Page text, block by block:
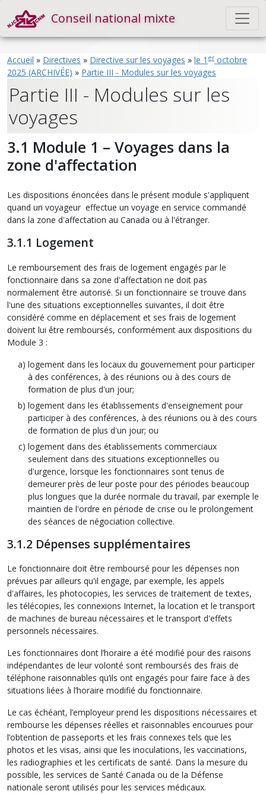
Conseil national mixte
Accueil » Directives » Directive sur les voyages » le 1 eroctobre
2025 (ARCHIVÉE) » Partie III - Modules sur les voyages
Partie III - Modules sur les
voyages
3.1 Module 1 – Voyages dans la
zone d'affectation
Les dispositions énoncées dans le présent module s'appliquent
quand un voyageur effectue un voyage en service commandé
dans la zone d'affectation au Canada ou à l'étranger.
3.1.1 Logement
Le remboursement des frais de logement engagés par le
fonctionnaire dans sa zone d'affectation ne doit pas
normalement être autorisé. Si un fonctionnaire se trouve dans
l'une des situations exceptionnelles suivantes, il doit être
considéré comme en déplacement et ses frais de logement
doivent lui être remboursés, conformément aux dispositions du
Module 3 :
logement dans les locaux du gouvernement pour participer
à des conférences, à des réunions ou à des cours de
formation de plus d'un jour;
logement dans les établissements d'enseignement pour
participer à des conférences, à des réunions ou à des cours
de formation de plus d'un jour; ou
logement dans des établissements commerciaux
seulement dans des situations exceptionnelles ou
d'urgence, lorsque les fonctionnaires sont tenus de
demeurer près de leur poste pour des périodes beaucoup
plus longues que la durée normale du travail, par exemple le
maintien de l'ordre en période de crise ou le prolongement
des séances de négociation collective.
3.1.2 Dépenses supplémentaires
Le fonctionnaire doit être remboursé pour les dépenses non
prévues par ailleurs qu'il engage, par exemple, les appels
d'affaires, les photocopies, les services de traitement de textes,
les télécopies, les connexions Internet, la location et le transport
de machines de bureau nécessaires et le transport d'effets
personnels nécessaires.
Les fonctionnaires dont l’horaire a été modifié pour des raisons
indépendantes de leur volonté sont remboursés des frais de
téléphone raisonnables qu’ils ont engagés pour faire face à des
situations liées à l’horaire modifié du fonctionnaire.
Le cas échéant, l’employeur prend les dispositions nécessaires et
rembourse les dépenses réelles et raisonnables encourues pour
l’obtention de passeports et les frais connexes tels que les
photos et les visas, ainsi que les inoculations, les vaccinations,
les radiographies et les certificats de santé. Dans la mesure du
possible, les services de Santé Canada ou de la Défense
nationale seront utilisés pour les services médicaux.